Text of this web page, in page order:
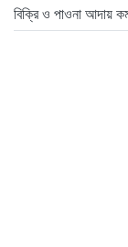
বিক্রি ও পাওনা আদায়